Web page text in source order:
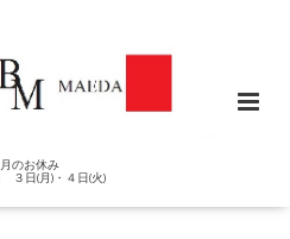
月のお休み
３日(月)・４日(火)